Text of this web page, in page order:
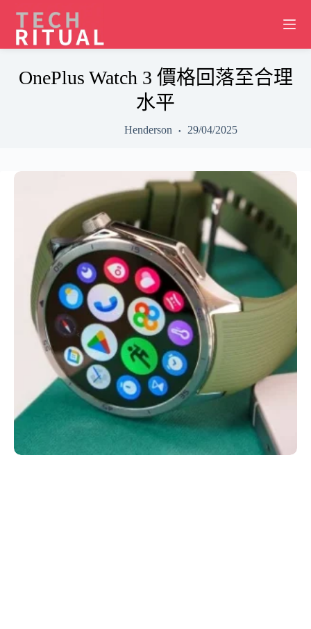
content
OnePlus Watch 3 價格回落至合理
水平
Henderson 29/04/2025